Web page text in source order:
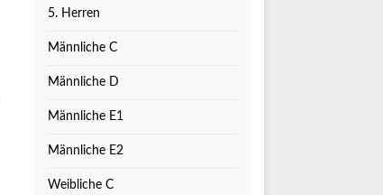
5. Herren
Männliche C
Männliche D
Männliche E1
Männliche E2
Weibliche C